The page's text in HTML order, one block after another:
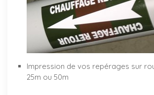
Impression de vos repérages sur
25m ou 50m